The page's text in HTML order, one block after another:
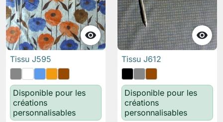

Tissu J595
Disponible pour les
créations
personnalisables

Tissu J612
Disponible pour les
créations
personnalisables